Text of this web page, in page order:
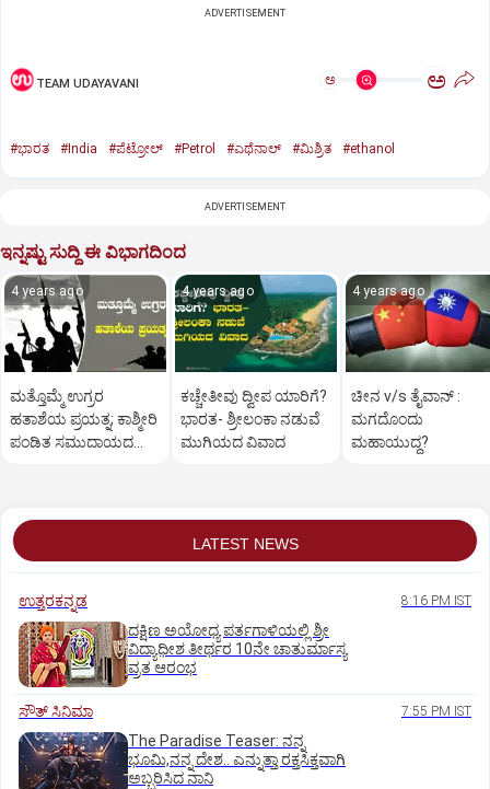
ADVERTISEMENT
TEAM UDAYAVANI ಅ ಅ
#ಭಾರತ #India #ಪೆಟ್ರೋಲ್‌ #Petrol #ಎಥೆನಾಲ್‌ #ಮಿಶ್ರಿತ #ethanol
ADVERTISEMENT
ಇನ್ನಷ್ಟು ಸುದ್ದಿ ಈ ವಿಭಾಗದಿಂದ
4 years ago
ಮತ್ತೊಮ್ಮೆ ಉಗ್ರರ
ಹತಾಶೆಯ ಪ್ರಯತ್ನ; ಕಾಶ್ಮೀರಿ
ಪಂಡಿತ ಸಮುದಾಯದ
4 years ago
ಕಚ್ಚೇತೀವು ದ್ವೀಪ ಯಾರಿಗೆ?
ಭಾರತ- ಶ್ರೀಲಂಕಾ ನಡುವೆ
ಮುಗಿಯದ ವಿವಾದ
4 years ago
ಚೀನ v/s ತೈವಾನ್‌ :
ಮಗದೊಂದು
ಮಹಾಯುದ್ಧ?
LATEST NEWS
ಉತ್ತರಕನ್ನಡ 8:16 PM IST
ದಕ್ಷಿಣ ಅಯೋಧ್ಯ ಪರ್ತಗಾಳಿಯಲ್ಲಿ ಶ್ರೀ
ವಿದ್ಯಾಧೀಶ ತೀರ್ಥರ 10ನೇ ಚಾತುರ್ಮಾಸ್ಯ
ವ್ರತ ಆರಂಭ
ಸೌತ್‌ ಸಿನಿಮಾ 7:55 PM IST
The Paradise Teaser: ನನ್ನ
ಭೂಮಿ,ನನ್ನ ದೇಶ.. ಎನ್ನುತ್ತಾ ರಕ್ತಸಿಕ್ತವಾಗಿ
ಅಬ್ಬರಿಸಿದ ನಾನಿ